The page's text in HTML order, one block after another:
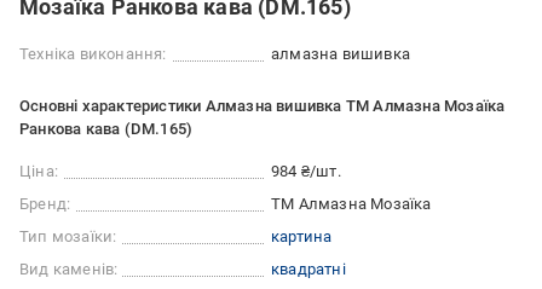
Мозаїка Ранкова кава (DM.165)
Техніка виконання: алмазна вишивка
Основні характеристики Алмазна вишивка ТМ Алмазна Мозаїка
Ранкова кава (DM.165)
Ціна:
984 ₴/шт.
Бренд:
ТМ Алмазна Мозаїка
Тип мозаїки:
картина
Вид каменів:
квадратні